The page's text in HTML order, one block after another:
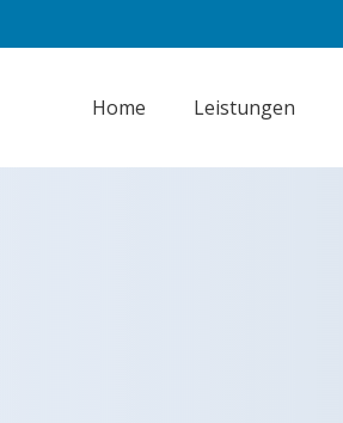
Home Leistungen